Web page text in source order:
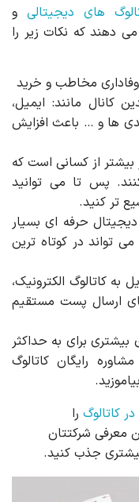
های دیجیتالی و
دهند که نکات زیر را
وفاداری مخاطب و خرید
کانال مانند: ایمیل،
ها و … باعث افزایش
مشتریان هدف، 2-4 برابر بیشتر از کسانی است که
پس تا می توانید
تر کنید.
حرفه ای بسیار
تواند در کوتاه ترین
به کاتالوگ الکترونیک،
های ارسال پست مستقیم
برای به حداکثر
رایگان کاتالوگ
کاتالوگ را
معرفی شرکتتان
جذب کنید.